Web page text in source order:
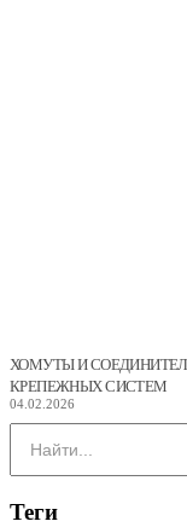
ХОМУТЫ И
КРЕПЕЖНЫХ СИСТЕМ
04.02.2026
Теги